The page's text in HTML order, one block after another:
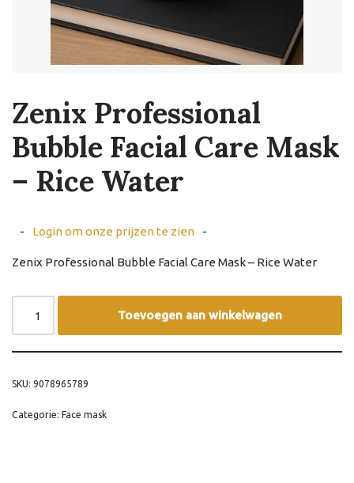
Zenix Professional
Bubble Facial Care Mask
– Rice Water
- Login om onze prijzen te zien -
Zenix Professional Bubble Facial Care Mask – Rice Water
Toevoegen aan winkelwagen
SKU: 9078965789
Categorie: Face mask